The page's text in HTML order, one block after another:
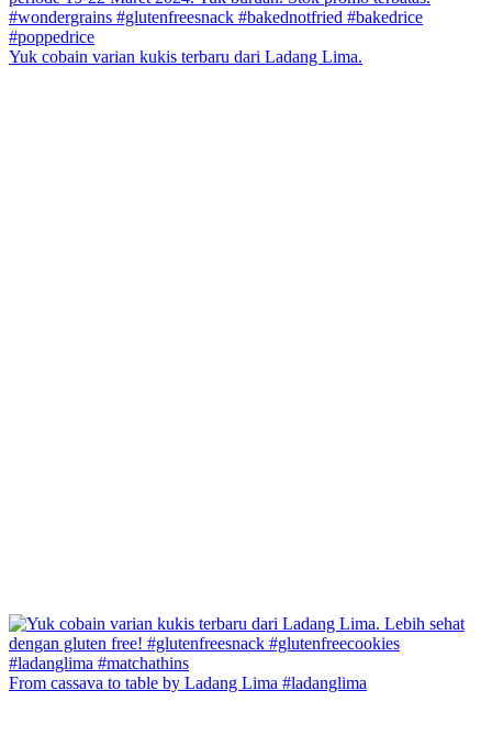
Yuk cobain varian kukis terbaru dari Ladang Lima.
From cassava to table by Ladang Lima #ladanglima